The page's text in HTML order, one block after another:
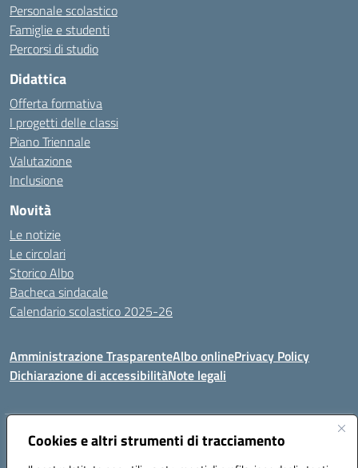
Cookies e altri strumenti di tracciamento
Personale scolastico
Famiglie e studenti
Percorsi di studio
Didattica
Offerta formativa
I progetti delle classi
Piano Triennale
Valutazione
Inclusione
Novità
Le notizie
Le circolari
Storico Albo
Bacheca sindacale
Calendario scolastico 2025-26
Amministrazione TrasparenteAlbo onlinePrivacy Policy
Dichiarazione di accessibilitàNote legali
Indirizzo:VIA A. DE GASPERI, 41 RUDIANO 25030 RUDIANO